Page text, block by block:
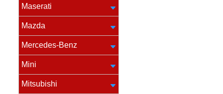
Maserati
Mazda
Mercedes-Benz
Mini
Mitsubishi